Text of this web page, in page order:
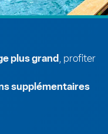
plus grand
, profiter
supplémentaires